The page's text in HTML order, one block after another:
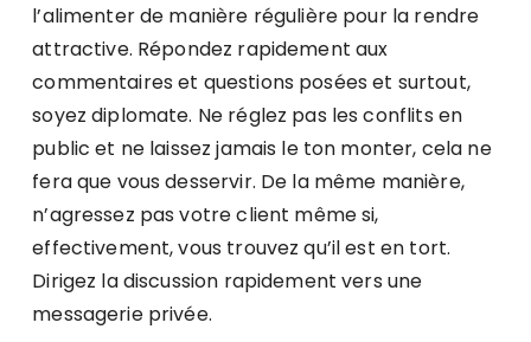
l’alimenter de manière régulière pour la rendre
attractive. Répondez rapidement aux
commentaires et questions posées et surtout,
soyez diplomate. Ne réglez pas les conflits en
public et ne laissez jamais le ton monter, cela ne
fera que vous desservir. De la même manière,
n’agressez pas votre client même si,
effectivement, vous trouvez qu’il est en tort.
Dirigez la discussion rapidement vers une
messagerie privée.